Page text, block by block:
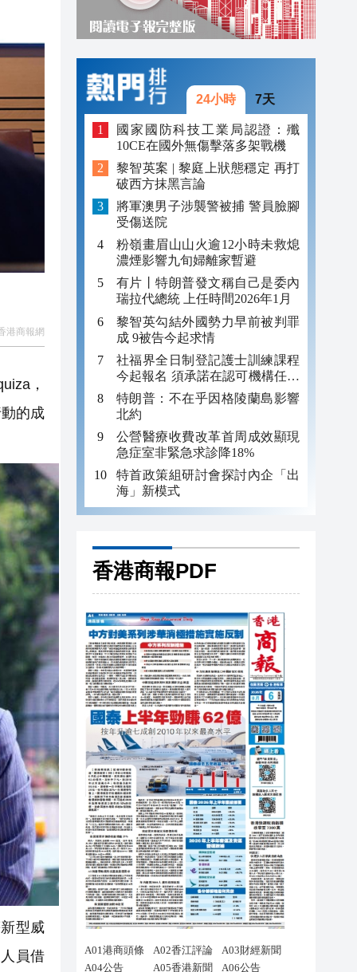
20:42
20:40
20:39
港商報網
，
的成
型威
員借
24小時 7天
國家國防科技工業局認證：殲
10CE在國外無傷擊落多架戰機
黎智英案 | 黎庭上狀態穩定 再打
破西方抹黑言論
將軍澳男子涉襲警被捕 警員臉腳
受傷送院
粉嶺畫眉山山火逾12小時未救熄
濃煙影響九旬婦離家暫避
有片丨特朗普發文稱自己是委內
瑞拉代總統 上任時間2026年1月
黎智英勾結外國勢力早前被判罪
成 9被告今起求情
社福界全日制登記護士訓練課程
今起報名 須承諾在認可機構任職
至少三年
特朗普：不在乎因格陵蘭島影響
北約
公營醫療收費改革首周成效顯現
急症室非緊急求診降18%
特首政策組研討會探討內企「出
海」新模式
香港商報PDF